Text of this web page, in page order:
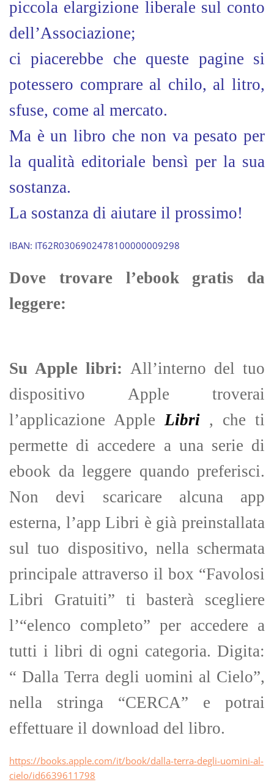
piccola elargizione liberale sul conto
dell’Associazione;
ci piacerebbe che queste pagine si
potessero comprare al chilo, al litro,
sfuse, come al mercato.
Ma è un libro che non va pesato per
la qualità editoriale bensì per la sua
sostanza.
La sostanza di aiutare il prossimo!
IBAN: IT62R0306902478100000009298
Dove trovare l’ebook gratis da
leggere:
Su Apple libri: All’interno del tuo
dispositivo Apple troverai
l’applicazione AppleLibri , che ti
permette di accedere a una serie di
ebook da leggere quando preferisci.
Non devi scaricare alcuna app
esterna, l’app Libri è già preinstallata
sul tuo dispositivo, nella schermata
principale attraverso il box “Favolosi
Libri Gratuiti” ti basterà scegliere
l’“elenco completo” per accedere a
tutti i libri di ogni categoria. Digita:
“ Dalla Terra degli uomini al Cielo”,
nella stringa “CERCA” e potrai
effettuare il download del libro.
https://books.apple.com/it/book/dalla-terra-degli-uomini-al-
cielo/id6639611798